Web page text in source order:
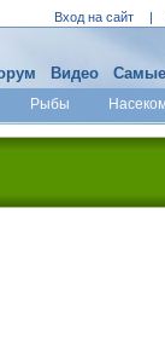
Вход на сайт |
Рыбы
Видео